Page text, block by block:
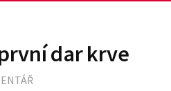
dar krve